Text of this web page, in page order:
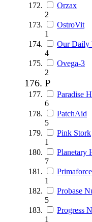
Orzax
2
OstroVit
1
Our Daily
4
Ovega-3
2
P
Paradise
6
PatchAid
5
Pink Stork
1
Planetary
7
Primaforce
1
Probase
5
Progress
1